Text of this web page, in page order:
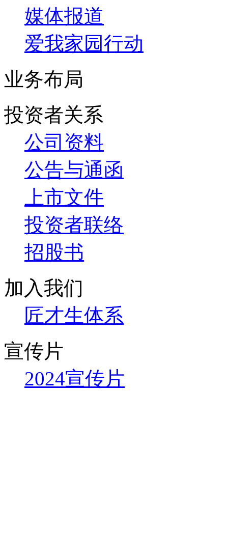
媒体报道
爱我家园行动
业务布局
投资者关系
公司资料
公告与通函
上市文件
投资者联络
招股书
加入我们
匠才生体系
宣传片
2024宣传片